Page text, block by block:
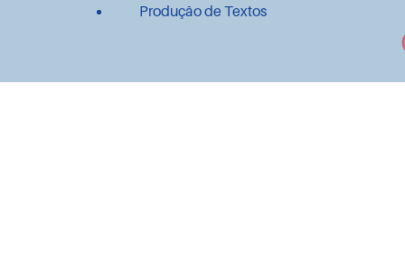
Produção de Textos